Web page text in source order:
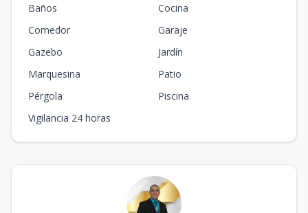
Baños
Cocina
Comedor
Garaje
Gazebo
Jardín
Marquesina
Patio
Pérgola
Piscina
Vigilancia 24 horas